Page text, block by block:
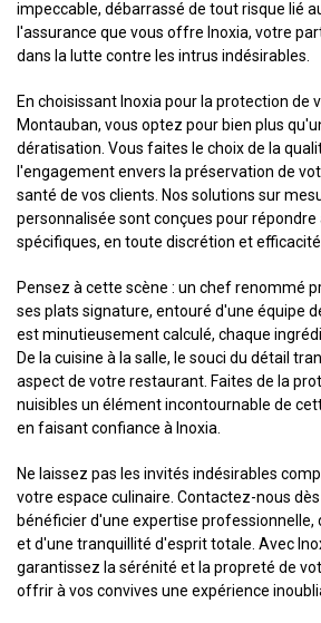
impeccable, débarrassé de tout risque lié
l'assurance que vous offre Inoxia, votre
dans la lutte contre les intrus indésirables.
En choisissant Inoxia pour la protection de
Montauban, vous optez pour bien plus
dératisation. Vous faites le choix de la
l'engagement envers la préservation de
santé de vos clients. Nos solutions sur
personnalisée sont conçues pour répondre
spécifiques, en toute discrétion et efficacité.
Pensez à cette scène : un chef renommé
ses plats signature, entouré d'une équipe
est minutieusement calculé, chaque
De la cuisine à la salle, le souci du détail
aspect de votre restaurant. Faites de la
nuisibles un élément incontournable de
en faisant confiance à Inoxia.
Ne laissez pas les invités indésirables
votre espace culinaire. Contactez-nous
bénéficier d'une expertise professionnelle,
et d'une tranquillité d'esprit totale. Avec
garantissez la sérénité et la propreté de
offrir à vos convives une expérience